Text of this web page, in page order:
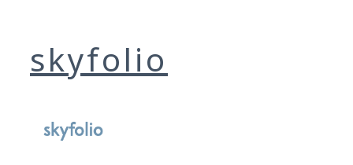
skyfolio